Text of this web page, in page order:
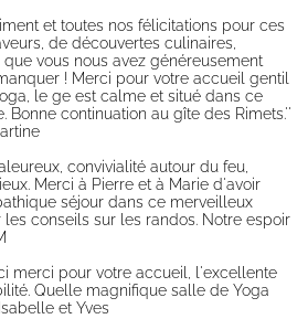
et toutes nos félicitations pour ces
de découvertes culinaires,
vous nous avez généreusement
! Merci pour votre accueil gentil
le ge est calme et situé dans ce
Bonne continuation au gîte des Rimets.''
convivialité autour du feu,
Merci à Pierre et à Marie d'avoir
séjour dans ce merveilleux
conseils sur les randos. Notre espoir
merci pour votre accueil, l'excellente
Quelle magnifique salle de Yoga
et Yves